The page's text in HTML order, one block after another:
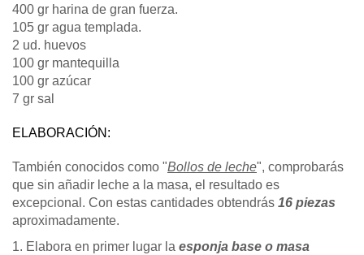
400 gr harina de gran fuerza.
105 gr agua templada.
2 ud. huevos
100 gr mantequilla
100 gr azúcar
7 gr sal
ELABORACIÓN:
También conocidos como "Bollos de leche", comprobarás
que sin añadir leche a la masa, el resultado es
excepcional. Con estas cantidades obtendrás 16 piezas
aproximadamente.
1. Elabora en primer lugar la esponja base o masa